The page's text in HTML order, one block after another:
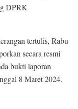
DPRK
tertulis, Rabu
secara resmi
bukti laporan
8 Maret 2024.